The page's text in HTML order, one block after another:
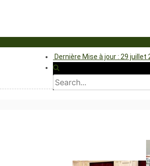
Dernière Mise à jour : 29 juillet